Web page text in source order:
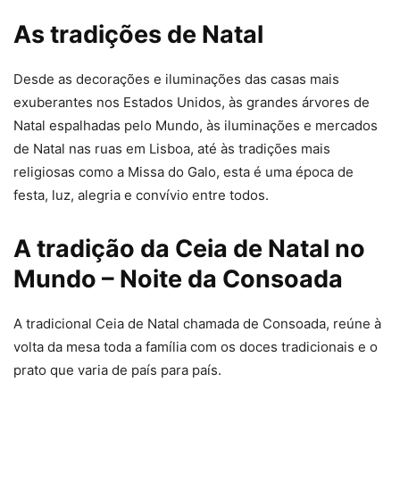
As tradições de Natal
Desde as decorações e iluminações das casas mais
exuberantes nos Estados Unidos, às grandes árvores de
Natal espalhadas pelo Mundo, às iluminações e mercados
de Natal nas ruas em Lisboa, até às tradições mais
religiosas como a Missa do Galo, esta é uma época de
festa, luz, alegria e convívio entre todos.
A tradição da Ceia de Natal no
Mundo – Noite da Consoada
A tradicional Ceia de Natal chamada de Consoada, reúne à
volta da mesa toda a família com os doces tradicionais e o
prato que varia de país para país.